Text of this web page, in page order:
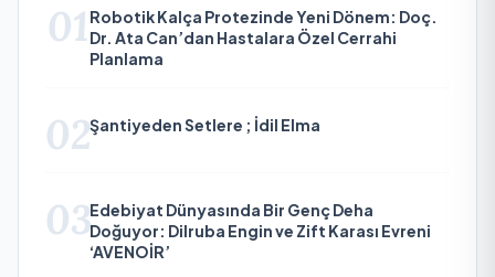
01 Robotik Kalça Protezinde Yeni Dönem: Doç.
Dr. Ata Can’dan Hastalara Özel Cerrahi
Planlama
02Şantiyeden Setlere ; İdil Elma
03Edebiyat Dünyasında Bir Genç Deha
Doğuyor: Dilruba Engin ve Zift Karası Evreni
‘AVENOİR’